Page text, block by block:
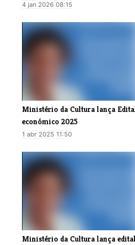
4 jan 2026 08:15
​Ministério da Cultura lança
económico 2025
1 abr 2025 11:50
​Ministério da Cultura lança